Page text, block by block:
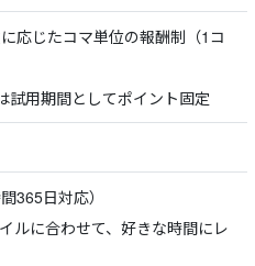
応じたコマ単位の報酬制（1コ
試用期間としてポイント固定
365日対応）
ルに合わせて、好きな時間にレ